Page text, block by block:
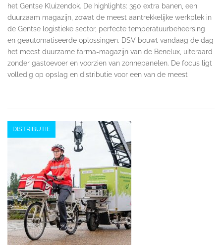
het Gentse Kluizendok. De highlights: 350 extra banen, een
duurzaam magazijn, zowat de meest aantrekkelijke werkplek in
de Gentse logistieke sector, perfecte temperatuurbeheersing
en geautomatiseerde oplossingen. DSV bouwt vandaag de dag
het meest duurzame farma-magazijn van de Benelux, uiteraard
zonder gastoevoer en voorzien van zonnepanelen. De focus ligt
volledig op opslag en distributie voor een van de meest
DISTRIBUTIE